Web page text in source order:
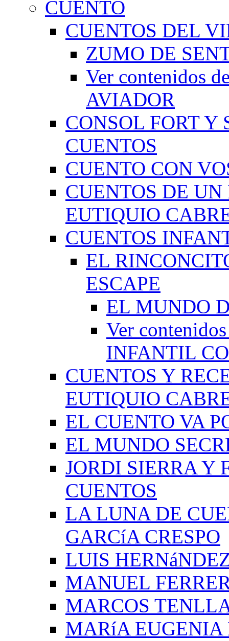
CUENTO
CUENTOS DEL
ZUMO DE
Ver contenidos
AVIADOR
CONSOL FORT Y
CUENTOS
CUENTO CON
CUENTOS DE
EUTIQUIO
CUENTOS
EL
ESCAPE
EL MUNDO
Ver
INFANTIL
CUENTOS Y
EUTIQUIO
EL CUENTO VA
EL MUNDO
JORDI SIERRA Y
CUENTOS
LA LUNA DE
GARCíA CRESPO
LUIS
MANUEL
MARCOS
MARíA EUGENIA